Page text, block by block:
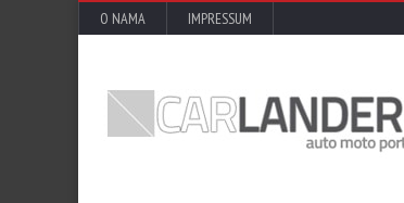
O NAMA IMPRESSUM